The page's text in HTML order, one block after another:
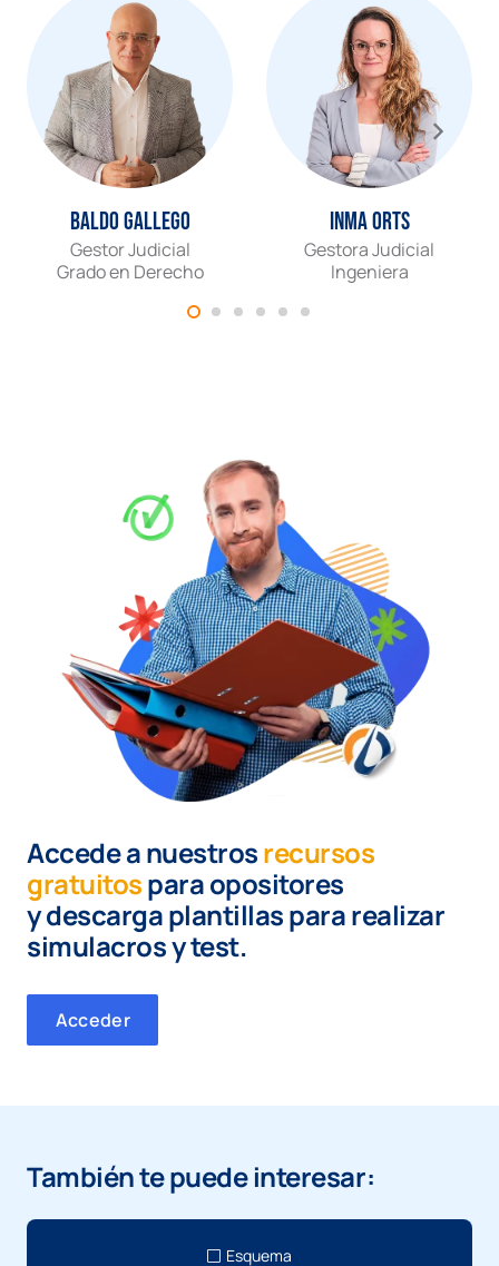
Baldo Gallego
Gestor Judicial
Grado en Derecho
Inma Orts
Gestora Judicial
Ingeniera
Accede a nuestrosrecursos
gratuitospara opositores
ydescarga plantillas para realizar
simulacros y test.
Acceder
También te puede interesar:
Esquema